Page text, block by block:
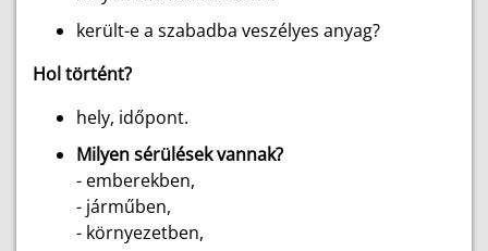
került-e a szabadba veszélyes anyag?
Hol történt?
hely, időpont.
Milyen sérülések vannak?
- emberekben,
- járműben,
- környezetben,